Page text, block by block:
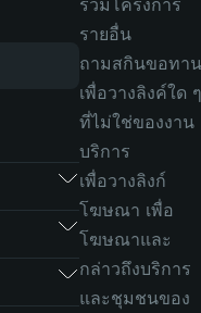
ร่วมโครงการ
รายอื่น
ถามสกินขอทาน
เพื่อวางลิงค์ใด ๆ
ที่ไม่ใช่ของงาน
บริการ
เพื่อวางลิงก์
โฆษณา เพื่อ
โฆษณาและ
กล่าวถึงบริการ
และชุมชนของ